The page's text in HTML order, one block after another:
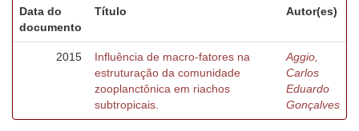
Data do
documento
Título Autor(es)
2015
Influência de macro-fatores na
estruturação da comunidade
zooplanctônica em riachos
subtropicais.
Aggio,
Carlos
Eduardo
Gonçalves